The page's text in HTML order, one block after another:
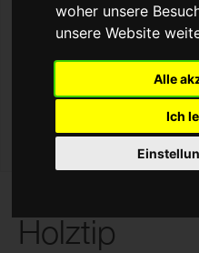
woher unsere
unsere Website
Alle
Ich
Holztip